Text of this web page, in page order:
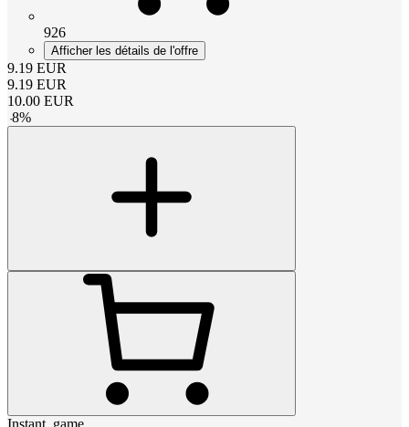
926
Afficher les détails de l'offre
9.19 EUR
9.19 EUR
10.00 EUR
-8%